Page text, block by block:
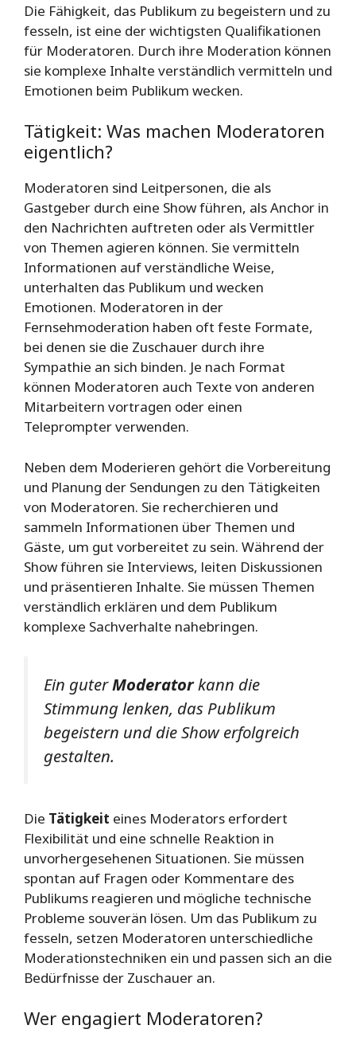
Die Fähigkeit, das Publikum zu begeistern und zu
fesseln, ist eine der wichtigsten Qualifikationen
für Moderatoren. Durch ihre Moderation können
sie komplexe Inhalte verständlich vermitteln und
Emotionen beim Publikum wecken.
Tätigkeit: Was machen Moderatoren
eigentlich?
Moderatoren sind Leitpersonen, die als
Gastgeber durch eine Show führen, als Anchor in
den Nachrichten auftreten oder als Vermittler
von Themen agieren können. Sie vermitteln
Informationen auf verständliche Weise,
unterhalten das Publikum und wecken
Emotionen. Moderatoren in der
Fernsehmoderation haben oft feste Formate,
bei denen sie die Zuschauer durch ihre
Sympathie an sich binden. Je nach Format
können Moderatoren auch Texte von anderen
Mitarbeitern vortragen oder einen
Teleprompter verwenden.
Neben dem Moderieren gehört die Vorbereitung
und Planung der Sendungen zu den Tätigkeiten
von Moderatoren. Sie recherchieren und
sammeln Informationen über Themen und
Gäste, um gut vorbereitet zu sein. Während der
Show führen sie Interviews, leiten Diskussionen
und präsentieren Inhalte. Sie müssen Themen
verständlich erklären und dem Publikum
komplexe Sachverhalte nahebringen.
Ein guterModeratorkann die
Stimmung lenken, das Publikum
begeistern und die Show erfolgreich
gestalten.
Die Tätigkeit eines Moderators erfordert
Flexibilität und eine schnelle Reaktion in
unvorhergesehenen Situationen. Sie müssen
spontan auf Fragen oder Kommentare des
Publikums reagieren und mögliche technische
Probleme souverän lösen. Um das Publikum zu
fesseln, setzen Moderatoren unterschiedliche
Moderationstechniken ein und passen sich an die
Bedürfnisse der Zuschauer an.
Wer engagiert Moderatoren?